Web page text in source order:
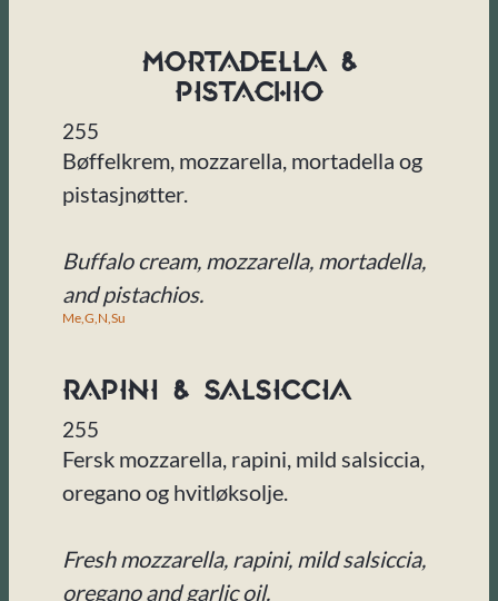
Mortadella &
Pistachio
255
Bøffelkrem, mozzarella, mortadella og
pistasjnøtter.
Buffalo cream, mozzarella, mortadella,
and pistachios.
Me,G,N,Su
Rapini & Salsiccia
255
Fersk mozzarella, rapini, mild salsiccia,
oregano og hvitløksolje.
Fresh mozzarella, rapini, mild salsiccia,
oregano and garlic oil.